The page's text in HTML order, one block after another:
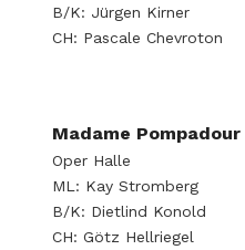
B/K: Jürgen Kirner
CH: Pascale Chevroton
Madame Pompadour
Oper Halle
ML: Kay Stromberg
B/K: Dietlind Konold
CH: Götz Hellriegel